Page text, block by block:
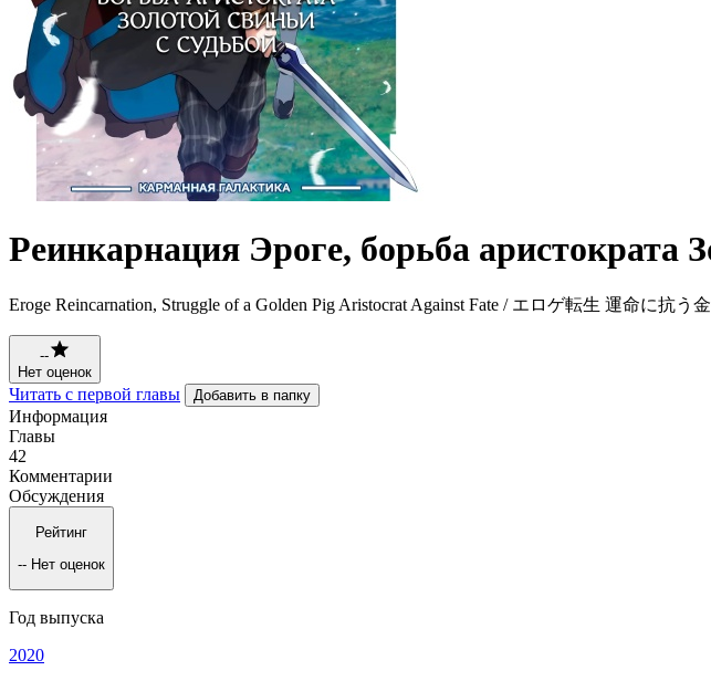
Реинкарнация Эроге, борьба аристократа
Eroge Reincarnation, Struggle of a Golden Pig Aristocrat Against Fate / エロゲ転生 運命に抗う
--
Нет оценок
Читать с первой главы Добавить в папку
Информация
Главы
42
Комментарии
Обсуждения
Рейтинг
-- Нет оценок
Год выпуска
2020